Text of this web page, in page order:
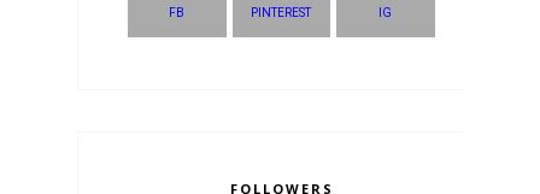
FB PINTEREST IG
FOLLOWERS